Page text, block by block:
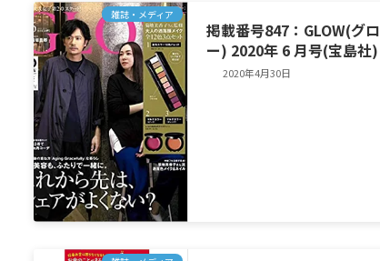
雑誌・メディア
掲載番号847：GLOW(グロ
ー) 2020年 6 月号(宝島社)
2020年4月30日